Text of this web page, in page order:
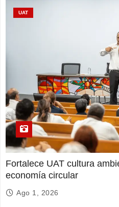
UAT
Fortalece UAT cultura
economía circular
Ago 1, 2026